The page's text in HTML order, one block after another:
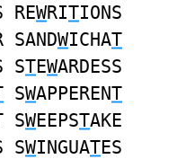
REWRITIONS
SANDWICHAT
STEWARDESS
SWAPPERENT
SWEEPSTAKE
SWINGUATES